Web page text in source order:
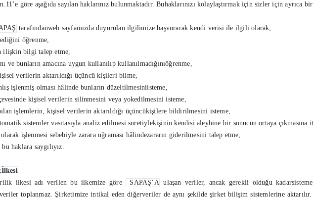
göre aşağıda sayılan haklarınız bulunmaktadır. Buhaklarınızı kolaylaştırmak için sizler için ayrıca
tarafındanweb sayfamızda duyurulan ilgilimize başvurarak kendi verisi ile ilgili olarak;
öğrenme,
ilişkin bilgi talep etme,
ve bunların amacına uygun kullanılıp kullanılmadığınıöğrenme,
verilerin aktarıldığı üçüncü kişileri bilme,
işlenmiş olması hâlinde bunların düzeltilmesiniisteme,
kişisel verilerin silinmesini veya yokedilmesini isteme,
işlemlerin, kişisel verilerin aktarıldığı üçüncükişilere bildirilmesini isteme,
sistemler vasıtasıyla analiz edilmesi suretiylekişinin kendisi aleyhine bir sonucun ortaya çıkmasına
işlenmesi sebebiyle zarara uğraması hâlindezararın giderilmesini talep etme,
haklara saygılıyız.
ilkesi adı verilen bu ilkemize göre
SAPAŞ’A ulaşan veriler, ancak gerekli olduğu
toplanmaz. Şirketimize intikal eden diğerveriler de aynı şekilde şirket bilişim sistemlerine